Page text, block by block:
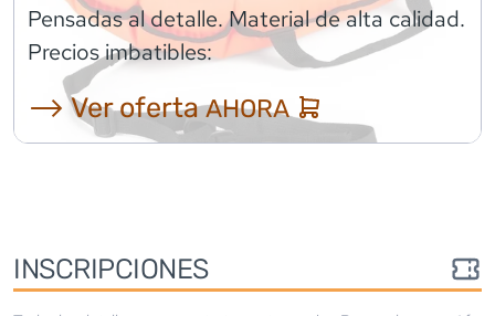
Pensadas al detalle. Material de alta calidad.
Precios imbatibles:
⟶ Ver ofertaAHORA
INSCRIPCIONES